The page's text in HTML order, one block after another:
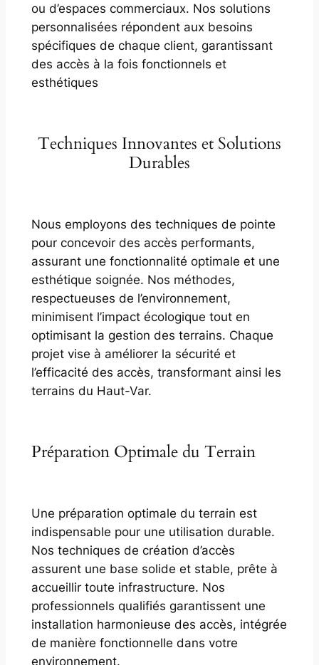
ou d’espaces commerciaux. Nos solutions
personnalisées répondent aux besoins
spécifiques de chaque client, garantissant
des accès à la fois fonctionnels et
esthétiques
Techniques Innovantes et Solutions
Durables
Nous employons des techniques de pointe
pour concevoir des accès performants,
assurant une fonctionnalité optimale et une
esthétique soignée. Nos méthodes,
respectueuses de l’environnement,
minimisent l’impact écologique tout en
optimisant la gestion des terrains. Chaque
projet vise à améliorer la sécurité et
l’efficacité des accès, transformant ainsi les
terrains du Haut-Var.
Préparation Optimale du Terrain
Une préparation optimale du terrain est
indispensable pour une utilisation durable.
Nos techniques de création d’accès
assurent une base solide et stable, prête à
accueillir toute infrastructure. Nos
professionnels qualifiés garantissent une
installation harmonieuse des accès, intégrée
de manière fonctionnelle dans votre
environnement.